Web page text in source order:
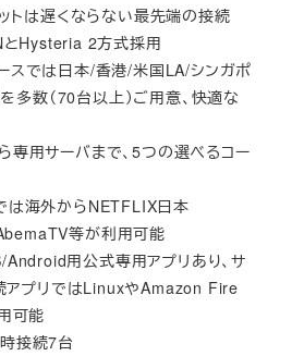
トは遅くならない最先端の接続
Hysteria 2方式採用
スでは日本/香港/米国LA/シンガポ
多数（70台以上）ご用意、快適な
専用サーバまで、5つの選べるコー
は海外からNETFLIX日本
等が利用可能
用公式専用アプリあり、サ
アプリではLinuxやAmazon Fire
可能
接続7台